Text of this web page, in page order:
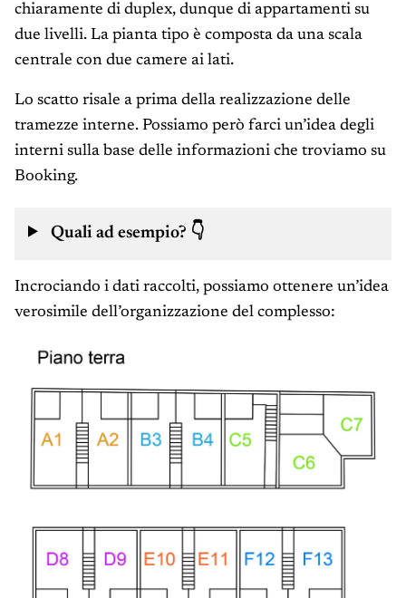
chiaramente di duplex, dunque di appartamenti su
due livelli. La pianta tipo è composta da una scala
centrale con due camere ai lati.
Lo scatto risale a prima della realizzazione delle
tramezze interne. Possiamo però farci un’idea degli
interni sulla base delle informazioni che troviamo su
Booking.
Quali ad esempio? 👇
Incrociando i dati raccolti, possiamo ottenere un’idea
verosimile dell’organizzazione del complesso: